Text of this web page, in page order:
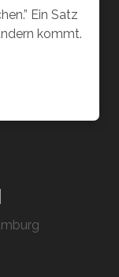
Ein Satz
kommt.